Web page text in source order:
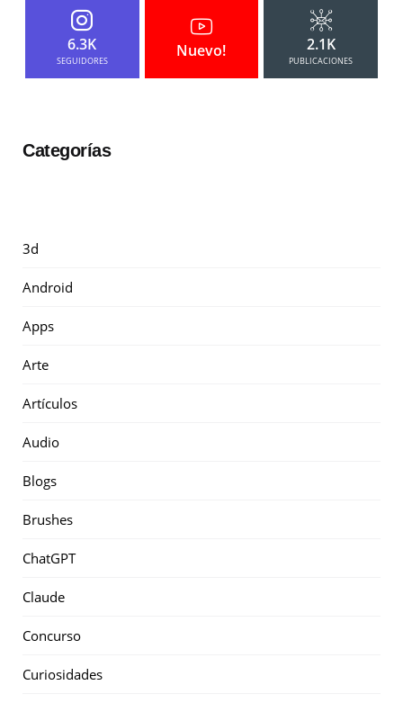
6.3K
SEGUIDORES
Nuevo! 2.1K
PUBLICACIONES
Categorías
3d
Android
Apps
Arte
Artículos
Audio
Blogs
Brushes
ChatGPT
Claude
Concurso
Curiosidades